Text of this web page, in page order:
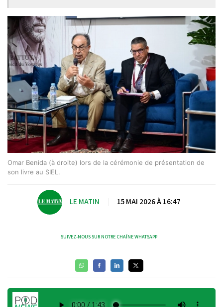
Omar Benida (à droite) lors de la cérémonie de présentation de
son livre au SIEL.
LE MATIN 15 MAI 2026 À 16:47
SUIVEZ-NOUS SUR NOTRE CHAÎNE WHATSAPP